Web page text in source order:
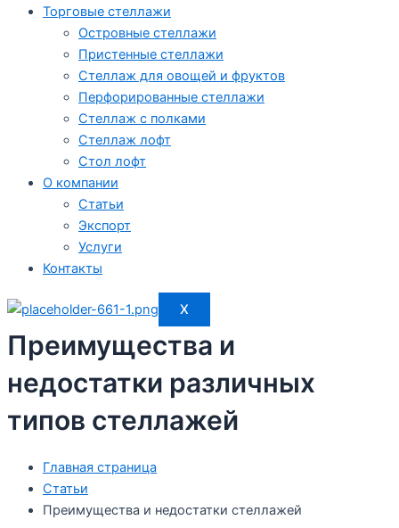
Торговые стеллажи
Островные стеллажи
Пристенные стеллажи
Стеллаж для овощей и фруктов
Перфорированные стеллажи
Стеллаж с полками
Стеллаж лофт
Стол лофт
О компании
Статьи
Экспорт
Услуги
Контакты
X
Преимущества и
недостатки различных
типов стеллажей
Главная страница
Статьи
Преимущества и недостатки стеллажей